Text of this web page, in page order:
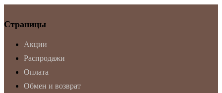
Страницы
Акции
Распродажи
Оплата
Обмен и возврат